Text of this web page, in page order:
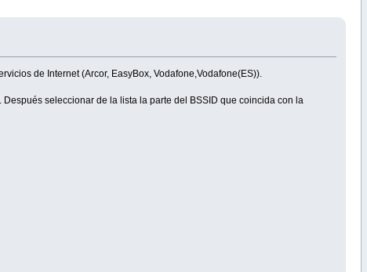
de Internet (Arcor, EasyBox, Vodafone,Vodafone(ES)).
seleccionar de la lista la parte del BSSID que coincida con la